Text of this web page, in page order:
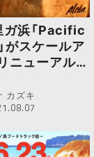
ガ浜「Pacific
がスケールア
ニューアル
カズキ